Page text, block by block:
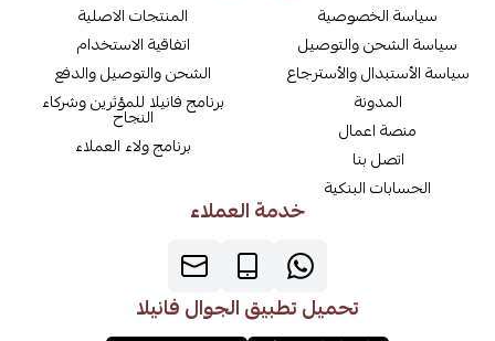
سياسة الخصوصية
سياسة الشحن والتوصيل
سياسة الأستبدال والأسترجاع
المدونة
منصة اعمال
اتصل بنا
الحسابات البنكية
المنتجات الاصلية
اتفاقية الاستخدام
الشحن والتوصيل والدفع
برنامج فانيلا للمؤثرين وشركاء
النجاح
برنامج ولاء العملاء
خدمة العملاء
تحميل تطبيق الجوال فانيلا